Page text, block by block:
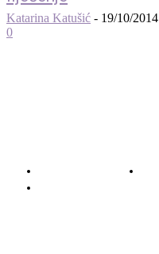
Katarina Katušić - 19/10/2014
0